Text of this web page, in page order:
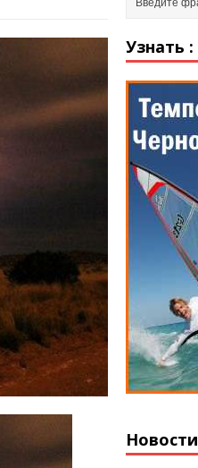
Узнать :
Новости